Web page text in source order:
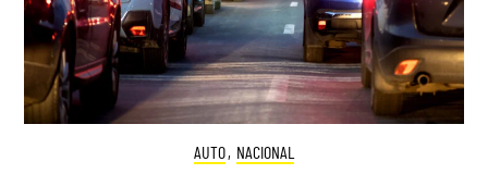
AUTO, NACIONAL